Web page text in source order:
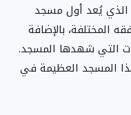
يُعد أول مسجد
المختلفة، بالإضافة
التي شهدها المسجد.
المسجد العظيمة في